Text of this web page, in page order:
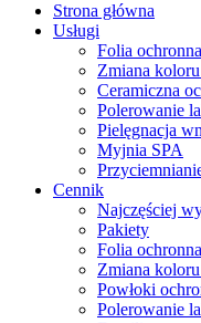
Strona główna
Usługi
Folia
Zmiana
Ceramiczna
Polerowanie
Pielęgnacja
Myjnia SPA
Cennik
Najczęściej
Pakiety
Folia
Zmiana koloru
Powłoki
Polerowanie